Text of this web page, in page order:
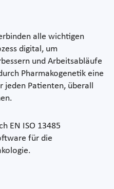
alle wichtigen
digital, um
und Arbeitsabläufe
Pharmakogenetik eine
jeden Patienten, überall
EN ISO 13485
für die